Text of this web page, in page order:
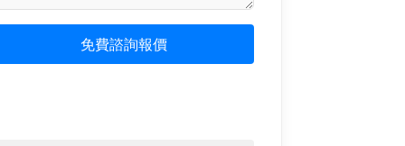
免費諮詢報價